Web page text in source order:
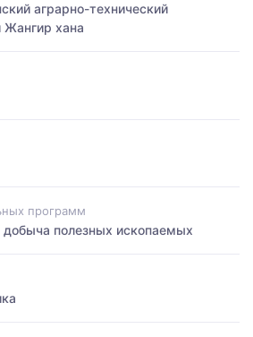
аграрно-технический
Жангир хана
программ
добыча полезных ископаемых